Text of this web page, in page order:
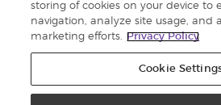
(例假日與國定假日
storing of cookies on your device to
navigation, analyze site usage, and
marketing efforts.
Privacy Policy
Cookie